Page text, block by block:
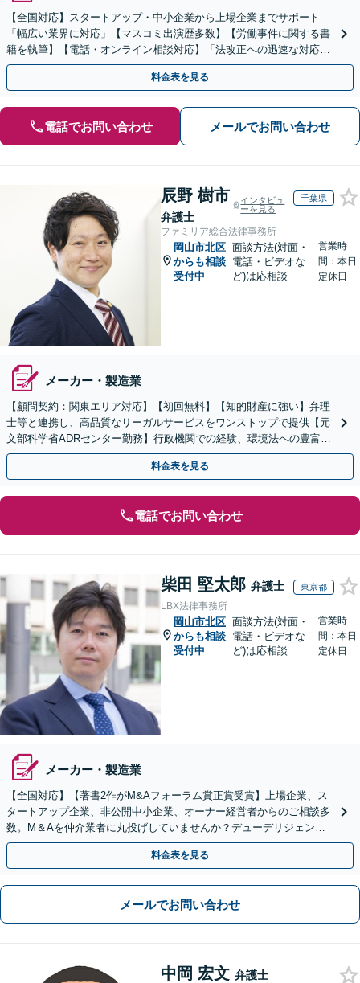
【全国対応】スタートアップ・中小企業から上場企業までサポート
「幅広い業界に対応」【マスコミ出演歴多数】【労働事件に関する書
籍を執筆】【電話・オンライン相談対応】「法改正への迅速な対応」
「労務環境の整備でトラブルを未然に防ぐ」
料金表を見る
電話でお問い合わせ メールでお問い合わせ
辰野 樹市
弁護士
インタビュ
ーを見る
千葉県
ファミリア総合法律事務所
岡山市北区
からも相談
受付中
面談方法(対面・
電話・ビデオな
ど)は応相談
営業時
間：本日
定休日
メーカー・製造業
【顧問契約：関東エリア対応】【初回無料】【知的財産に強い】弁理
士等と連携し、高品質なリーガルサービスをワンストップで提供【元
文部科学省ADRセンター勤務】行政機関での経験、環境法への豊富な
知識を活かし、事業者さまの抱える問題を解決へ導きます
料金表を見る
電話でお問い合わせ
柴田 堅太郎 弁護士 東京都
LBX法律事務所
岡山市北区
からも相談
受付中
面談方法(対面・
電話・ビデオな
ど)は応相談
営業時
間：本日
定休日
メーカー・製造業
【全国対応】【著書2作がM&Aフォーラム賞正賞受賞】上場企業、ス
タートアップ企業、非公開中小企業、オーナー経営者からのご相談多
数。M＆Aを仲介業者に丸投げしていませんか？デューデリジェンス
や契約書作成・交渉はお任せください【初回無料】
料金表を見る
メールでお問い合わせ
中岡 宏文 弁護士